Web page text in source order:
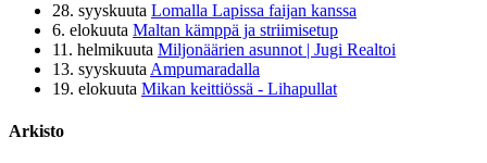
28. syyskuuta Lomalla Lapissa faijan kanssa
6. elokuuta Maltan kämppä ja striimisetup
11. helmikuuta Miljonäärien asunnot | Jugi Realtoi
13. syyskuuta Ampumaradalla
19. elokuuta Mikan keittiössä - Lihapullat
Arkisto